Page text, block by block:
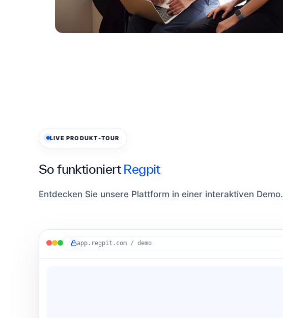
LIVE PRODUKT-TOUR
So funktioniert Regpit
Entdecken Sie unsere Plattform in einer interaktiven Demo.
app.regpit.com / demo